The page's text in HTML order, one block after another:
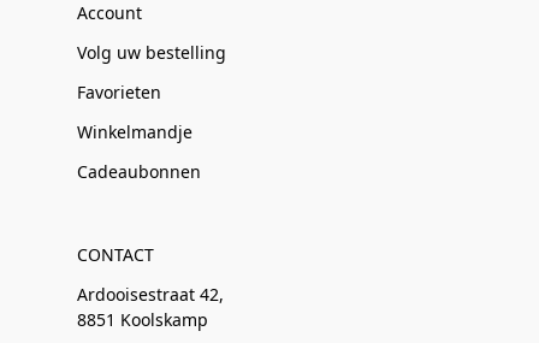
Account
Volg uw bestelling
Favorieten
Winkelmandje
Cadeaubonnen
CONTACT
Ardooisestraat 42,
8851 Koolskamp